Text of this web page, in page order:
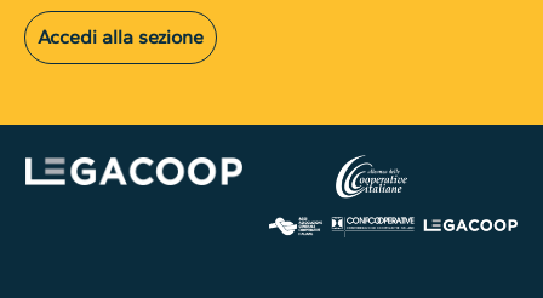
Accedi alla sezione